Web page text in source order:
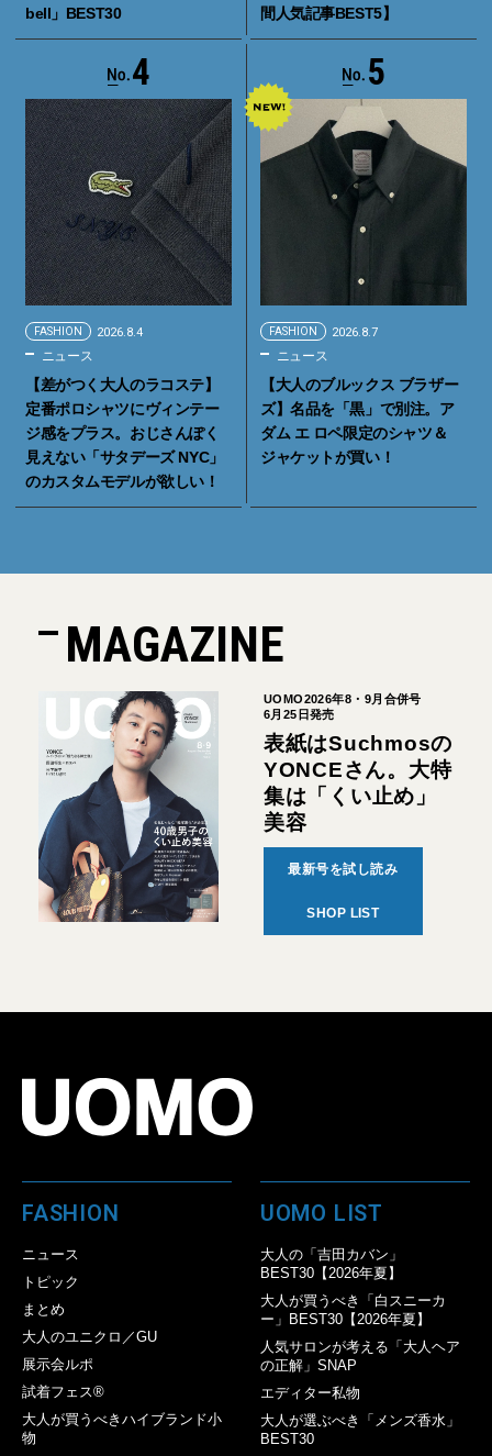
bell」BEST30 間人気記事BEST5】
4
FASHION 2026.8.4
ニュース
【差がつく大人のラコステ】
定番ポロシャツにヴィンテー
ジ感をプラス。おじさんぽく
見えない「サタデーズ NYC」
のカスタムモデルが欲しい！
5
FASHION 2026.8.7
ニュース
【大人のブルックス ブラザー
ズ】名品を「黒」で別注。ア
ダム エ ロペ限定のシャツ＆
ジャケットが買い！
MAGAZINE
UOMO2026年8・9月合併号
6月25日発売
表紙はSuchmosの
YONCEさん。大特
集は「くい止め」
美容
最新号を試し読み
SHOP LIST
FASHION
ニュース
トピック
まとめ
大人のユニクロ／GU
展示会ルポ
試着フェス®︎
大人が買うべきハイブランド小
物
UOMO LIST
大人の「吉田カバン」
BEST30【2026年夏】
大人が買うべき「白スニーカ
ー」BEST30【2026年夏】
人気サロンが考える「大人ヘア
の正解」SNAP
エディター私物
大人が選ぶべき「メンズ香水」
BEST30